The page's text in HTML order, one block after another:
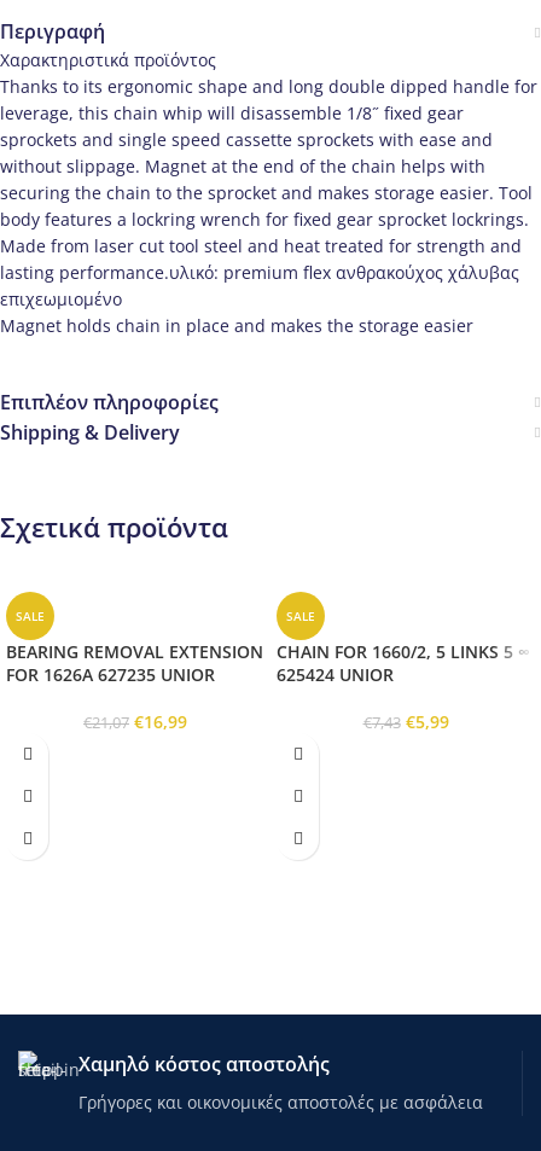
Περιγραφή
Χαρακτηριστικά προϊόντος
Thanks to its ergonomic shape and long double dipped handle for
leverage, this chain whip will disassemble 1/8˝ fixed gear
sprockets and single speed cassette sprockets with ease and
without slippage. Magnet at the end of the chain helps with
securing the chain to the sprocket and makes storage easier. Tool
body features a lockring wrench for fixed gear sprocket lockrings.
Made from laser cut tool steel and heat treated for strength and
lasting performance.υλικό: premium flex ανθρακούχος χάλυβας
επιχεωμιομένο
Magnet holds chain in place and makes the storage easier
Επιπλέον πληροφορίες
Shipping & Delivery
Σχετικά προϊόντα
SALE
BEARING REMOVAL EXTENSION
FOR 1626A 627235 UNIOR
€21,07 €16,99
SALE
CHAIN FOR 1660/2, 5 LINKS 5 ∞
625424 UNIOR
€7,43 €5,99
Χαμηλό κόστος αποστολής
Γρήγορες και οικονομικές αποστολές με ασφάλεια